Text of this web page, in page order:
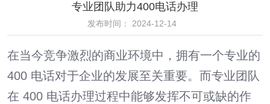
专业团队助力400电话办理
发布时间： 2024-12-14
在当今竞争激烈的商业环境中，拥有一个专业的
400 电话对于企业的发展至关重要。而专业团队
在 400 电话办理过程中能够发挥不可或缺的作